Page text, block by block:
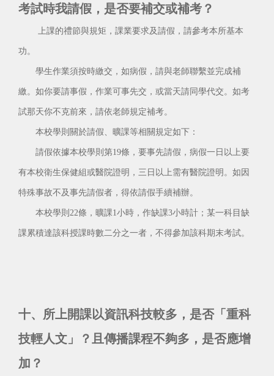
考試時我請假，是否要補交或補考？
上課的禮節與規矩，課業要求及請假，請參考本所基本
功。
學生作業須按時繳交，如病假，請與老師聯繫並完成補
繳。如你要請事假，作業可事先交，或當天請同學代交。如考
試那天你不克前來，請依老師規定補考。
本校學則關於請假、曠課等相關規定如下：
請假依據本校學則第19條，要事先請假，病假一日以上要
有本校衛生保健組或醫院證明，三日以上需有醫院證明。如因
特殊事故不及事先請假者，得依請假手續補辦。
本校學則22條，曠課1小時，作缺課3小時計；某一科目缺
課累積達該科授課時數二分之一者，不得參加該科期末考試。
十、所上開課以資訊科技較多，是否「重科
技輕人文」？且傳播課程不夠多，是否應增
加？